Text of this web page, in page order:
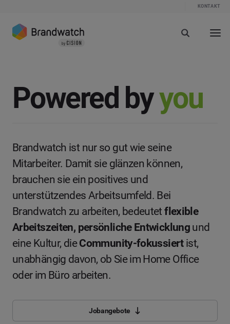
KONTAKT
Powered byyou
Brandwatch ist nur so gut wie seine
Mitarbeiter. Damit sie glänzen können,
brauchen sie ein positives und
unterstützendes Arbeitsumfeld. Bei
Brandwatch zu arbeiten, bedeutetflexible
Arbeitszeiten, persönliche Entwicklung und
eine Kultur, dieCommunity-fokussiert ist,
unabhängig davon, ob Sie im Home Office
oder im Büro arbeiten.
Jobangebote